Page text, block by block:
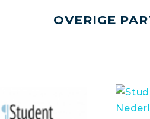
OVERIGE